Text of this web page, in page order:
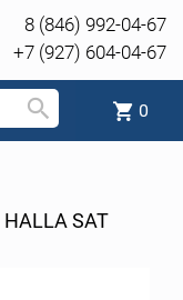
8 (846) 992-04-67
+7 (927) 604-04-67
0
SAT